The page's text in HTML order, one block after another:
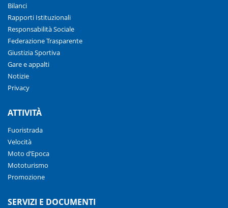
Bilanci
Rapporti Istituzionali
Responsabilità Sociale
Federazione Trasparente
Giustizia Sportiva
Gare e appalti
Notizie
Privacy
ATTIVITÀ
Fuoristrada
Velocità
Moto d’Epoca
Mototurismo
Promozione
SERVIZI E DOCUMENTI